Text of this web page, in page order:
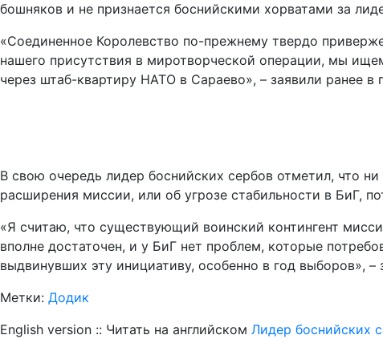
бошняков и не признается боснийскими хорватами за
«Соединенное Королевство по-прежнему твердо
нашего присутствия в миротворческой операции, мы
через штаб-квартиру НАТО в Сараево», – заявили ранее
В свою очередь лидер боснийских сербов отметил, что
расширения миссии, или об угрозе стабильности в БиГ,
«Я считаю, что существующий воинский контингент
вполне достаточен, и у БиГ нет проблем, которые
выдвинувших эту инициативу, особенно в год выборов», –
Метки: Додик
English version :: Читать на английском Лидер боснийских